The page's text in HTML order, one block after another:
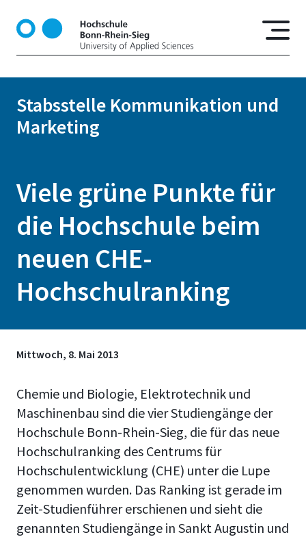
k
Stabsstelle Kommunikation und
Marketing
Viele grüne Punkte für
die Hochschule beim
neuen CHE-
Hochschulranking
Mittwoch, 8. Mai 2013
Chemie und Biologie, Elektrotechnik und
Maschinenbau sind die vier Studiengänge der
Hochschule Bonn-Rhein-Sieg, die für das neue
Hochschulranking des Centrums für
Hochschulentwicklung (CHE) unter die Lupe
genommen wurden. Das Ranking ist gerade im
Zeit-Studienführer erschienen und sieht die
genannten Studiengänge in Sankt Augustin und